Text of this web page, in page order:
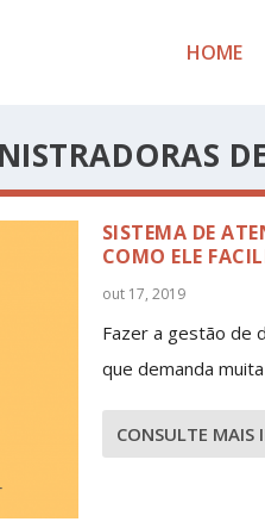
HOME
SISTEMA DE
COMO ELE
out 17, 2019
Fazer a gestão de
que demanda
CONSULTE MAIS